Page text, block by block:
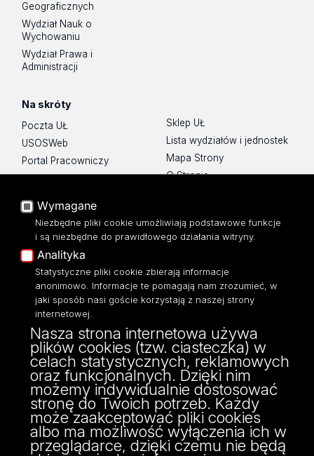
Geograficznych
Wydział Nauk o
Wychowaniu
Wydział Prawa i
Administracji
Na skróty
Poczta UŁ
USOSWeb
Portal Pracowniczy
Baza Aktów Własnych
Moodle
Eksperci UŁ
Polityka Prywatności
Dostępność
Sklep UŁ
Lista wydziałów i jednostek
Mapa Strony
O Stronie
ul. Narutowicza 68, 90-136 Łódź
NIP: 724 000 32 43
Adres do doręczeń elektronicznych (ADE):
AE:PL-74796-17640-IHHIV-17
KONTAKT
Wymagane
Niezbędne pliki cookie umożliwiają podstawowe funkcje
i są niezbędne do prawidłowego działania witryny.
Analityka
Statystyczne pliki cookie zbierają informacje
anonimowo. Informacje te pomagają nam zrozumieć, w
jaki sposób nasi goście korzystają z naszej strony
internetowej.
Nasza strona internetowa używa
plików cookies (tzw. ciasteczka) w
celach statystycznych, reklamowych
oraz funkcjonalnych. Dzięki nim
możemy indywidualnie dostosować
stronę do Twoich potrzeb. Każdy
może zaakceptować pliki cookies
albo ma możliwość wyłączenia ich w
przeglądarce, dzięki czemu nie będą